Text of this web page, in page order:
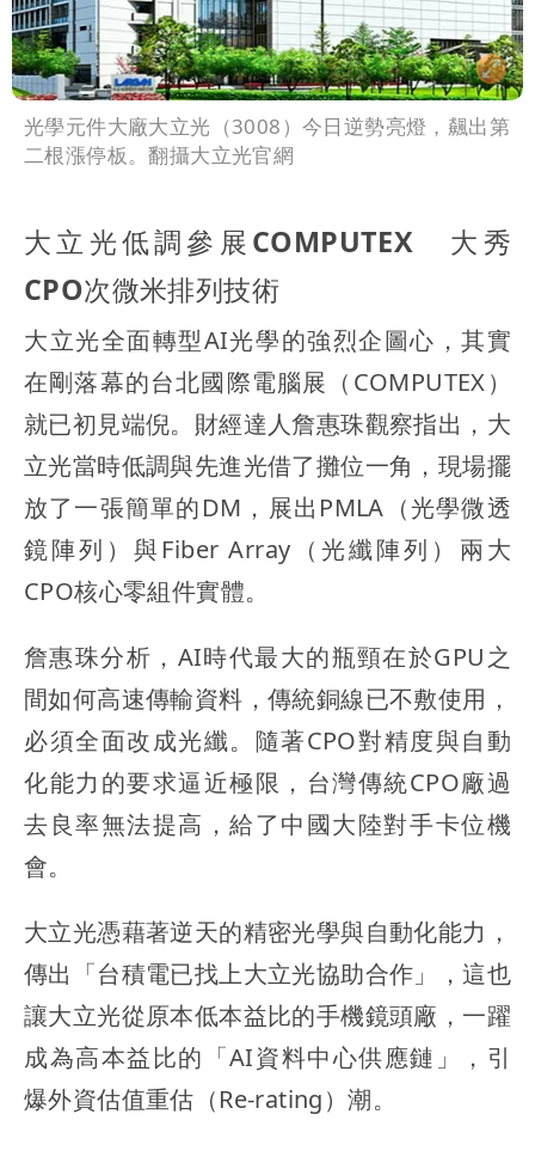
光學元件大廠大立光（3008）今日逆勢亮燈，飆出第
二根漲停板。翻攝大立光官網
大立光低調參展COMPUTEX 大秀
CPO次微米排列技術
大立光全面轉型AI光學的強烈企圖心，其實
在剛落幕的台北國際電腦展（COMPUTEX）
就已初見端倪。財經達人詹惠珠觀察指出，大
立光當時低調與先進光借了攤位一角，現場擺
放了一張簡單的DM，展出PMLA（光學微透
鏡陣列）與Fiber Array（光纖陣列）兩大
CPO核心零組件實體。
詹惠珠分析，AI時代最大的瓶頸在於GPU之
間如何高速傳輸資料，傳統銅線已不敷使用，
必須全面改成光纖。隨著CPO對精度與自動
化能力的要求逼近極限，台灣傳統CPO廠過
去良率無法提高，給了中國大陸對手卡位機
會。
大立光憑藉著逆天的精密光學與自動化能力，
傳出「台積電已找上大立光協助合作」，這也
讓大立光從原本低本益比的手機鏡頭廠，一躍
成為高本益比的「AI資料中心供應鏈」，引
爆外資估值重估（Re-rating）潮。